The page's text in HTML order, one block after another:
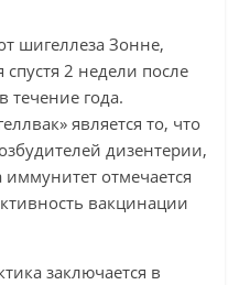
шигеллеза Зонне,
2 недели после
течение года.
является то, что
дизентерии,
отмечается
вакцинации
заключается в